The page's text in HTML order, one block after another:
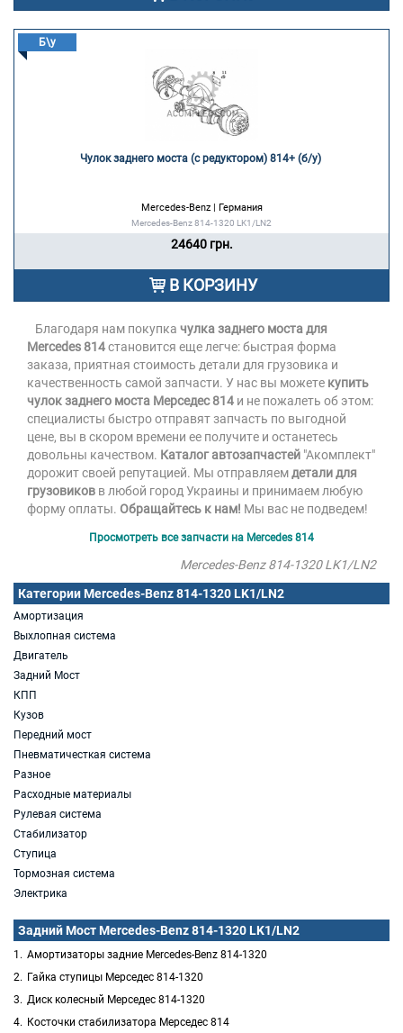
Категории Mercedes-Benz 814-1320 LK1/LN2
Амортизация
Выхлопная система
Двигатель
Задний Мост
КПП
Кузов
Передний мост
Пневматичесткая система
Разное
Расходные материалы
Рулевая система
Стабилизатор
Ступица
Тормозная система
Электрика
Задний Мост Mercedes-Benz 814-1320 LK1/LN2
Амортизаторы задние Mercedes-Benz 814-1320
Гайка ступицы Мерседес 814-1320
Диск колесный Мерседес 814-1320
Косточки стабилизатора Мерседес 814
Б\у
Чулок заднего моста (с редуктором) 814+ (б/у)
Mercedes-Benz | Германия
Mercedes-Benz 814-1320 LK1/LN2
24640 грн.
В КОРЗИНУ
Благодаря нам покупка чулка заднего моста для
Mercedes 814становится еще легче: быстрая форма
заказа, приятная стоимость детали для грузовика и
качественность самой запчасти. У нас вы можете купить
чулок заднего моста Мерседес 814 и не пожалеть об этом:
специалисты быстро отправят запчасть по выгодной
цене, вы в скором времени ее получите и останетесь
довольны качеством. Каталог автозапчастей "Акомплект"
дорожит своей репутацией. Мы отправляемдетали для
грузовиков в любой город Украины и принимаем любую
форму оплаты. Обращайтесь к нам! Мы вас не подведем!
Просмотреть все запчасти на Mercedes 814
Mercedes-Benz 814-1320 LK1/LN2